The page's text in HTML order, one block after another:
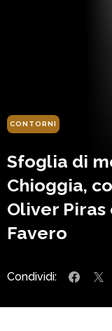
CONTORNI
Sfoglia di
Chioggia,
Oliver Piras
Favero
Condividi: